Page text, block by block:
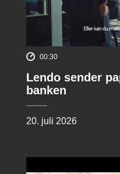
00:30
Lendo sender
banken
20. juli 2026